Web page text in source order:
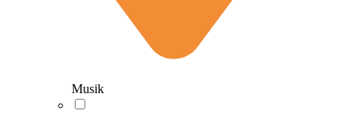
Musik